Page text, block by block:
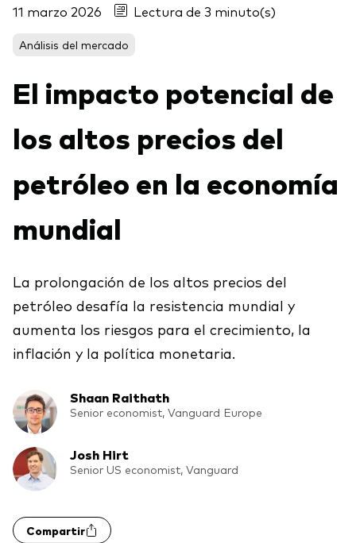
Ver fondos por tipo
Renta fija activa
Renta variable
Renta fija
Fondos indexados
Nuestros productos de inversión
Renta variable
ETF
Renta fija
Fondos indexados
Multiactivos
Análisis de la exposición a índices
mercados de Vanguard
Para tus clientes
(ARC)
Gran traspaso patrimonial
Coaching conductual
Client Connect
Acerca de Vanguard
Contáctanos
Generación V
11 marzo 2026 Lectura de 3 minuto(s)
Análisis del mercado
El impacto potencial de
los altos precios del
petróleo en la economía
mundial
La prolongación de los altos precios del
petróleo desafía la resistencia mundial y
aumenta los riesgos para el crecimiento, la
inflación y la política monetaria.
Shaan Raithath
Senior economist, Vanguard Europe
Josh Hirt
Senior US economist, Vanguard
Compartir